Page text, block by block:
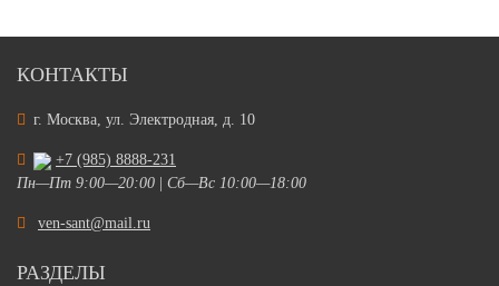
КОНТАКТЫ
г. Москва, ул. Электродная, д. 10
+7 (985) 8888-231
Пн—Пт 9:00—20:00
Сб—Вс 10:00—18:00
ven-sant@mail.ru
РАЗДЕЛЫ